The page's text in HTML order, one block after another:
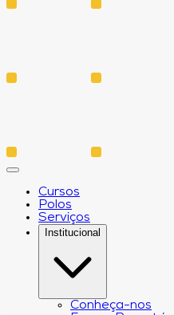
Cursos
Polos
Serviços
Institucional
Conheça-nos